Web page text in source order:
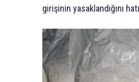
girişinin yasaklandığını